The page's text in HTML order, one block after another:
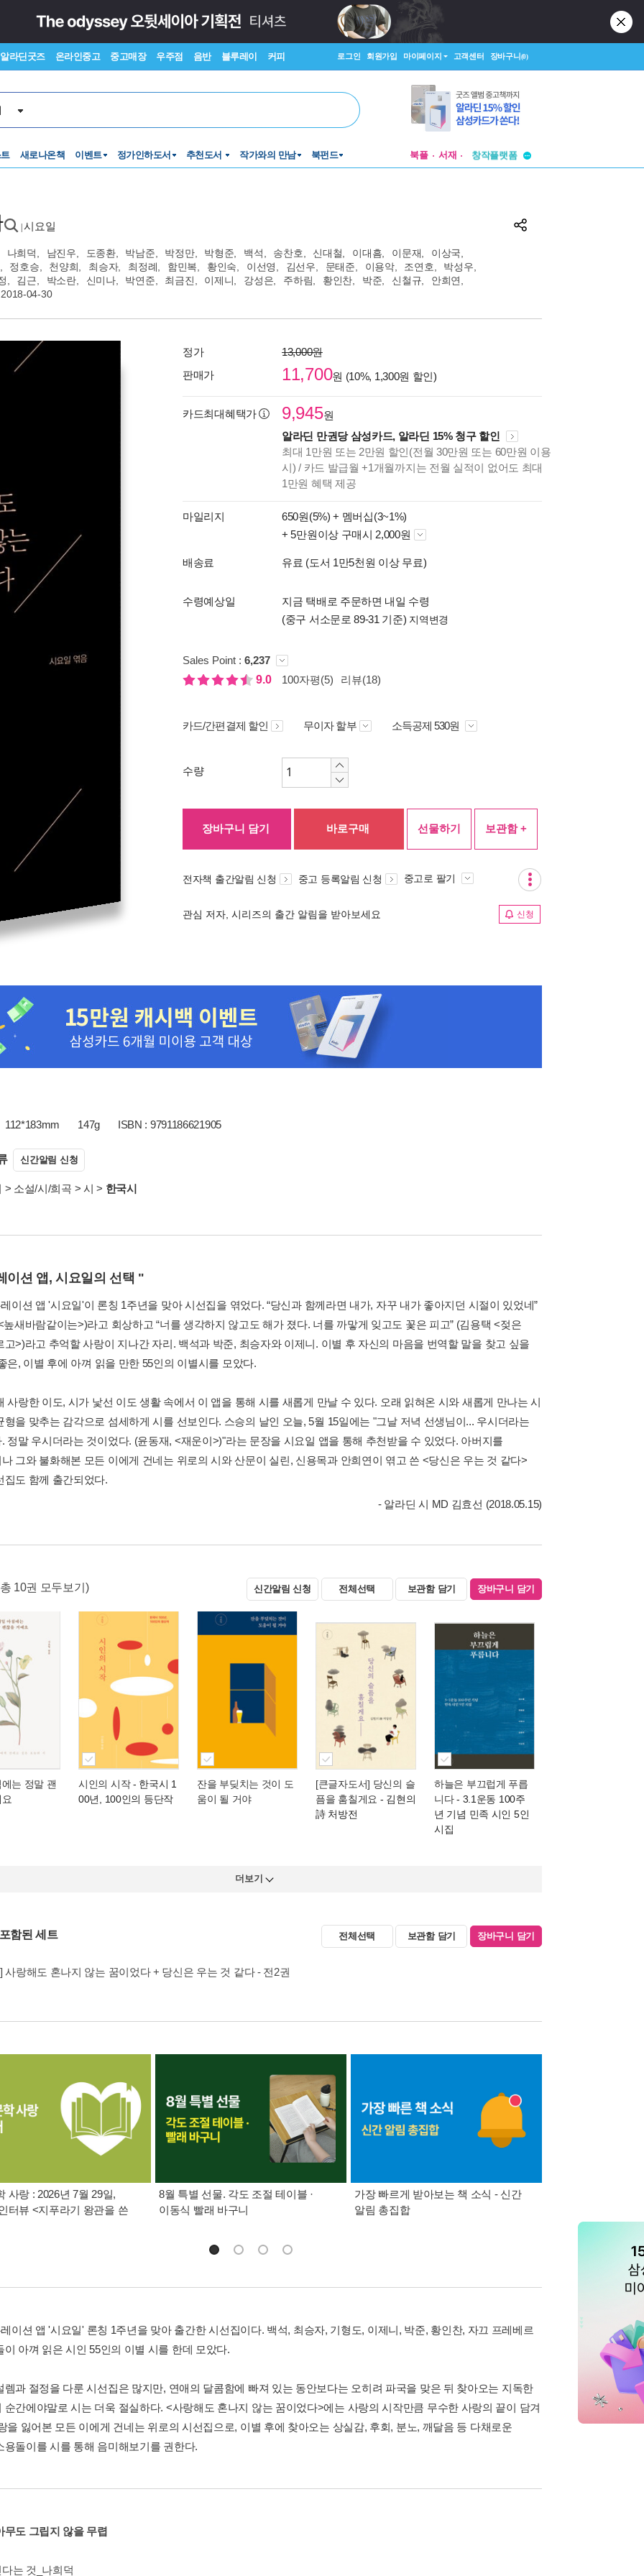
알라딘굿즈 온라인중고 중고매장 우주점 음반 블루레이 커피 로그인 회원가입 마이페이지 고객센터 장바구니(0)
새로나온책 이벤트 정가인하도서 추천도서 작가와의 만남 북펀드 북플 서재
창작플랫폼
|시요일
나희덕 남진우 도종환, 박남준 박정만, 박형준 백석 송찬호 신대철 이대흠 이문재 이상국
정호승 천양희 최승자, 최정례 함민복 황인숙 이선영 김선우 문태준 이용악, 조연호 박성우
김근 박소란, 신미나, 박연준 최금진 이제니 강성은 주하림 황인찬 박준 신철규 안희연
2018-04-30
정가
13,000원
판매가
11,700원 (10%, 1,300원 할인)
카드최대혜택가 9,945원
알라딘 만권당 삼성카드, 알라딘 15% 청구 할인
최대 1만원 또는 2만원 할인(전월 30만원 또는 60만원 이용
시) / 카드 발급월 +1개월까지는 전월 실적이 없어도 최대
1만원 혜택 제공
마일리지 650원(5%) + 멤버십(3~1%)
+ 5만원이상 구매시 2,000원
배송료 유료 (도서 1만5천원 이상 무료)
수령예상일
지금 택배로 주문하면 내일 수령
(중구 서소문로 89-31 기준) 지역변경
Sales Point : 6,237
9.0
100자평(5) 리뷰(18)
카드/간편결제 할인 무이자 할부 소득공제 530원
수량
장바구니 담기 바로구매 선물하기 보관함 +
전자책 출간알림 신청 중고 등록알림 신청 중고로 팔기
관심 저자, 시리즈의 출간 알림을 받아보세요 신청
112*183mm 147g ISBN : 9791186621905
신간알림 신청
> 소설/시/희곡 > 시 > 한국시
이션 앱, 시요일의 선택 "
이션 앱 '시요일'이 론칭 1주년을 맞아 시선집을 엮었다. “당신과 함께라면 내가, 자꾸 내가 좋아지던 시절이 있었네”
높새바람같이는>)라고 회상하고 “너를 생각하지 않고도 해가 졌다. 너를 까맣게 잊고도 꽃은 피고” (김용택 <젖은
고>)라고 추억할 사랑이 지나간 자리. 백석과 박준, 최승자와 이제니. 이별 후 자신의 마음을 번역할 말을 찾고 싶을
은, 이별 후에 아껴 읽을 만한 55인의 이별시를 모았다.
사랑한 이도, 시가 낯선 이도 생활 속에서 이 앱을 통해 시를 새롭게 만날 수 있다. 오래 읽혀온 시와 새롭게 만나는 시
형을 맞추는 감각으로 섬세하게 시를 선보인다. 스승의 날인 오늘, 5월 15일에는 "그날 저녁 선생님이... 우시더라는
정말 우시더라는 것이었다. (윤동재, <재운이>)"라는 문장을 시요일 앱을 통해 추천받을 수 있었다. 아버지를
그와 불화해본 모든 이에게 건네는 위로의 시와 산문이 실린, 신용목과 안희연이 엮고 쓴 <당신은 우는 것 같다>
집도 함께 출간되었다.
- 알라딘 시 MD 김효선 (2018.05.15)
10권 모두보기) 신간알림 신청 전체선택 보관함 담기 장바구니 담기
는 정말 괜
시인의 시작- 한국시 1
00년, 100인의 등단작
잔을 부딪치는 것이 도
움이 될 거야
[큰글자도서] 당신의 슬
픔을 훔칠게요 - 김현의
詩 처방전
하늘은 부끄럽게 푸릅
니다- 3.1운동 100주
년 기념 민족 시인 5인
시집
더보기
함된 세트 전체선택 보관함 담기 장바구니 담기
사랑해도 혼나지 않는 꿈이었다 + 당신은 우는 것 같다 - 전2권
사랑 : 2026년 7월 29일,
터뷰 <지푸라기 왕관을 쓴
8월 특별 선물. 각도 조절 테이블 ·
이동식 빨래 바구니
가장 빠르게 받아보는 책 소식 - 신간
알림 총집합
이션 앱 '시요일' 론칭 1주년을 맞아 출간한 시선집이다. 백석, 최승자, 기형도, 이제니, 박준, 황인찬, 자끄 프레베르
이 아껴 읽은 시인 55인의 이별 시를 한데 모았다.
렘과 절정을 다룬 시선집은 많지만, 연애의 달콤함에 빠져 있는 동안보다는 오히려 파국을 맞은 뒤 찾아오는 지독한
순간에야말로 시는 더욱 절실하다. <사랑해도 혼나지 않는 꿈이었다>에는 사랑의 시작만큼 무수한 사랑의 끝이 담겨
을 잃어본 모든 이에게 건네는 위로의 시선집으로, 이별 후에 찾아오는 상실감, 후회, 분노, 깨달음 등 다채로운
용돌이를 시를 통해 음미해보기를 권한다.
무도 그립지 않을 무렵
는 것_나희덕